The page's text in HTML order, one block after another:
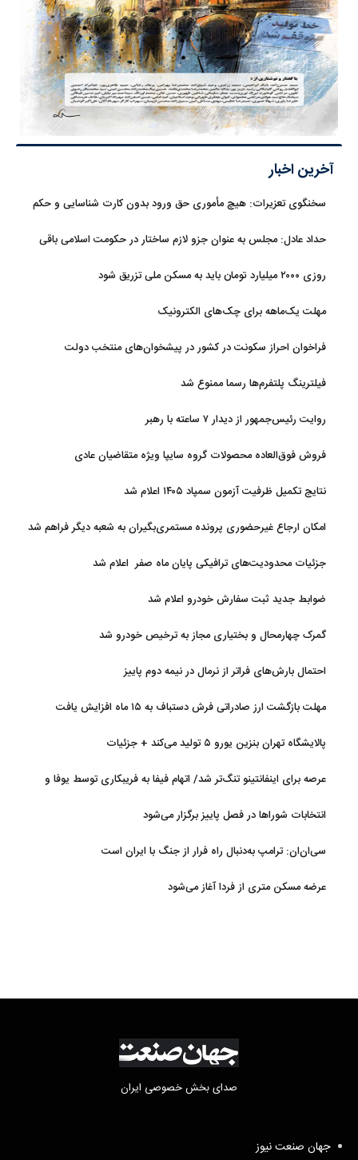
آخرین اخبار
سخنگوی تعزیرات: هیچ مأموری حق ورود بدون کارت شناسایی و حکم
حداد عادل: مجلس به عنوان جزو لازم ساختار در حکومت اسلامی باقی
روزی ۲۰۰۰ میلیارد تومان باید به مسکن ملی تزریق شود
مهلت یک‌ماهه برای چک‌های الکترونیک
فراخوان احراز سکونت در کشور در پیشخوان‌های منتخب دولت
فیلترینگ پلتفرم‌ها رسما ممنوع شد
روایت رئیس‌جمهور از دیدار ۷ ساعته با رهبر
فروش فوق‌العاده محصولات گروه سایپا ویژه متقاضیان عادی
نتایج تکمیل ظرفیت آزمون سمپاد ۱۴۰۵ اعلام شد
امکان ارجاع غیرحضوری پرونده مستمری‌بگیران به شعبه دیگر فراهم شد
جزئیات محدودیت‌های ترافیکی پایان ماه صفر اعلام شد
ضوابط جدید ثبت سفارش خودرو اعلام شد
گمرک چهارمحال و بختیاری مجاز به ترخیص خودرو شد
احتمال بارش‌های فراتر از نرمال در نیمه دوم پاییز
مهلت بازگشت ارز صادراتی فرش دستباف به ۱۵ ماه افزایش یافت
پالایشگاه تهران بنزین یورو ۵ تولید می‌کند + جزئیات
عرصه برای اینفانتینو تنگ‌تر شد/ اتهام فیفا به فریبکاری توسط یوفا و
انتخابات شوراها در فصل پاییز برگزار می‌شود
سی‌ان‌ان: ترامپ به‌دنبال راه فرار از جنگ با ایران است
عرضه مسکن متری از فردا آغاز می‌شود
صدای بخش خصوصی ایران
جهان صنعت نیوز